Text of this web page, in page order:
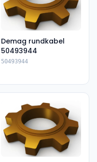
Demag rundkabel
50493944
50493944